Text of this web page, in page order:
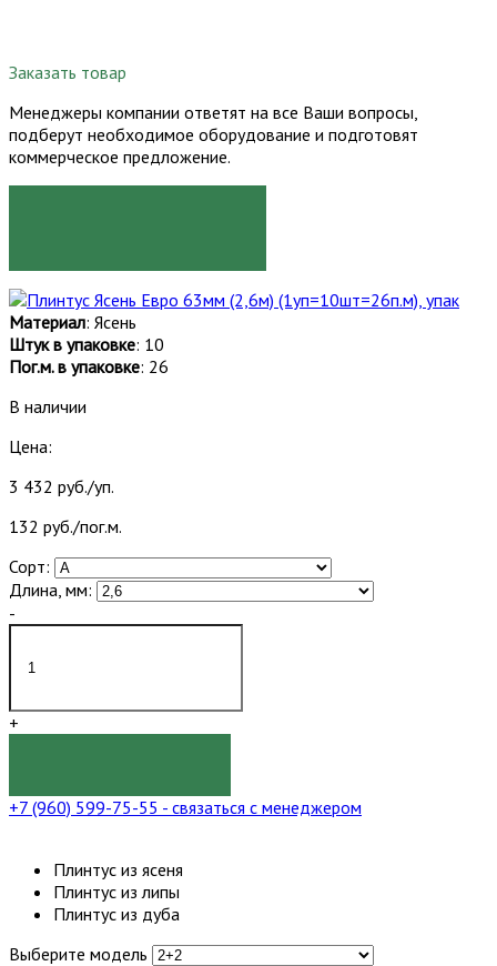
Заказать товар
Менеджеры компании ответят на все Ваши вопросы,
подберут необходимое оборудование и подготовят
коммерческое предложение.
Материал: Ясень
Штук в упаковке: 10
Пог.м. в упаковке: 26
В наличии
Цена:
3 432 руб./уп.
132 руб./пог.м.
Сорт:
Длина, мм:
-
+
+7 (960) 599-75-55 - связаться с менеджером
Плинтус из ясеня
Плинтус из липы
Плинтус из дуба
Выберите модель